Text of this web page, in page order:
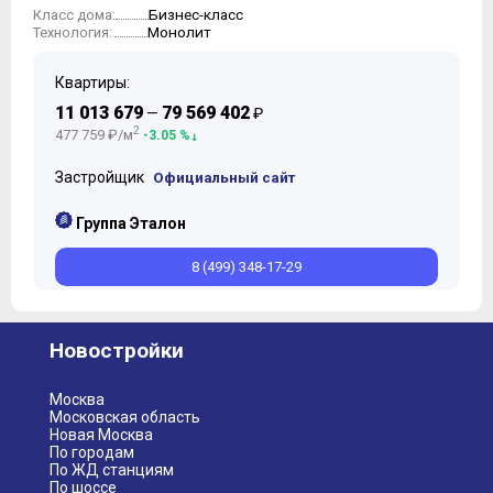
Класс дома: Бизнес-класс
Технология: Монолит
Квартиры:
11 013 679 — 79 569 402₽
477 759 ₽/м2 -3.05 %
Застройщик Официальный сайт
Группа Эталон
8 (499) 348-17-29
Новостройки
Москва
Московская область
Новая Москва
По городам
По ЖД станциям
По шоссе